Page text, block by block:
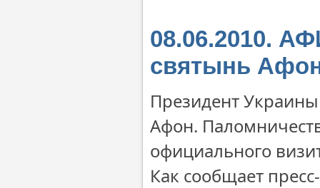
08.06.2010.
святынь
Президент
Афон.
официального
Как сообщает